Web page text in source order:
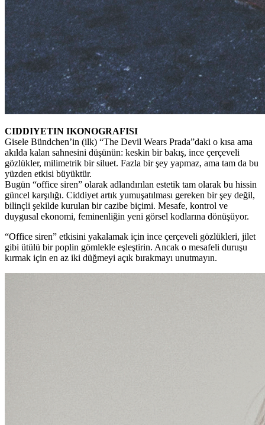
CIDDIYETIN IKONOGRAFISI
Gisele Bündchen’in (ilk) “The Devil Wears Prada”daki o kısa ama
akılda kalan sahnesini düşünün: keskin bir bakış, ince çerçeveli
gözlükler, milimetrik bir siluet. Fazla bir şey yapmaz, ama tam da bu
yüzden etkisi büyüktür.
Bugün “office siren” olarak adlandırılan estetik tam olarak bu hissin
güncel karşılığı. Ciddiyet artık yumuşatılması gereken bir şey değil,
bilinçli şekilde kurulan bir cazibe biçimi. Mesafe, kontrol ve
duygusal ekonomi, feminenliğin yeni görsel kodlarına dönüşüyor.
“Office siren” etkisini yakalamak için ince çerçeveli gözlükleri, jilet
gibi ütülü bir poplin gömlekle eşleştirin. Ancak o mesafeli duruşu
kırmak için en az iki düğmeyi açık bırakmayı unutmayın.